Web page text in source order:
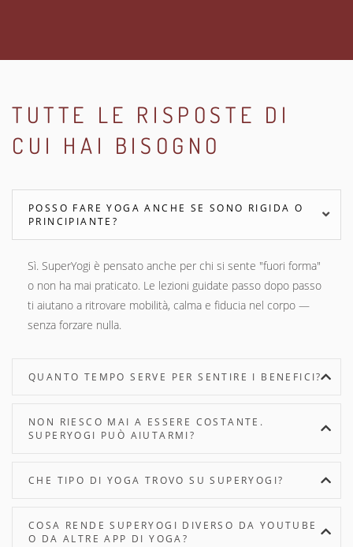
TUTTE LE RISPOSTE DI
CUI HAI BISOGNO
POSSO FARE YOGA ANCHE SE SONO RIGIDA O
PRINCIPIANTE?
Sì. SuperYogi è pensato anche per chi si sente "fuori forma"
o non ha mai praticato. Le lezioni guidate passo dopo passo
ti aiutano a ritrovare mobilità, calma e fiducia nel corpo —
senza forzare nulla.
QUANTO TEMPO SERVE PER SENTIRE I BENEFICI?
NON RIESCO MAI A ESSERE COSTANTE.
SUPERYOGI PUÒ AIUTARMI?
CHE TIPO DI YOGA TROVO SU SUPERYOGI?
COSA RENDE SUPERYOGI DIVERSO DA YOUTUBE
O DA ALTRE APP DI YOGA?